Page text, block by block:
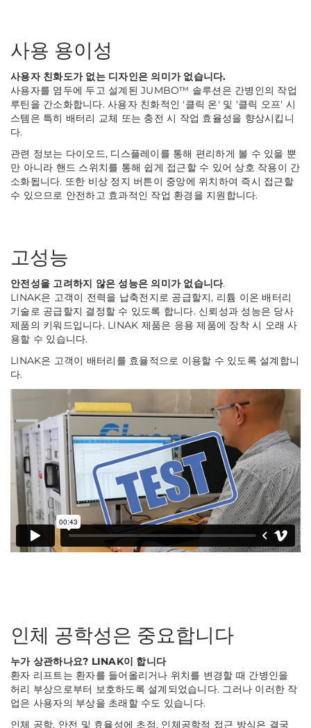
사용 용이성
사용자 친화도가 없는 디자인은 의미가 없습니다.
사용자를 염두에 두고 설계된 JUMBO™ 솔루션은 간병인의 작업
루틴을 간소화합니다. 사용자 친화적인 '클릭 온' 및 '클릭 오프' 시
스템은 특히 배터리 교체 또는 충전 시 작업 효율성을 향상시킵니
다.
관련 정보는 다이오드, 디스플레이를 통해 편리하게 볼 수 있을 뿐
만 아니라 핸드 스위치를 통해 쉽게 접근할 수 있어 상호 작용이 간
소화됩니다. 또한 비상 정지 버튼이 중앙에 위치하여 즉시 접근할
수 있으므로 안전하고 효과적인 작업 환경을 지원합니다.
고성능
안전성을 고려하지 않은 성능은 의미가 없습니다.
LINAK은 고객이 전력을 납축전지로 공급할지, 리튬 이온 배터리
기술로 공급할지 결정할 수 있도록 합니다. 신뢰성과 성능은 당사
제품의 키워드입니다. LINAK 제품은 응용 제품에 장착 시 오래 사
용할 수 있습니다.
LINAK은 고객이 배터리를 효율적으로 이용할 수 있도록 설계합니
다.
인체 공학성은 중요합니다
누가 상관하나요? LINAK이 합니다
환자 리프트는 환자를 들어올리거나 위치를 변경할 때 간병인을
허리 부상으로부터 보호하도록 설계되었습니다. 그러나 이러한 작
업은 사용자의 부상을 초래할 수도 있습니다.
인체 공학, 안전 및 효율성에 초점. 인체공학적 접근 방식은 결국